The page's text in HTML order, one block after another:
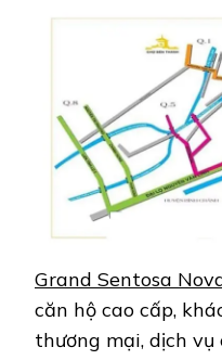
Grand Sentosa
căn hộ cao cấp,
thương mại, dịch vụ